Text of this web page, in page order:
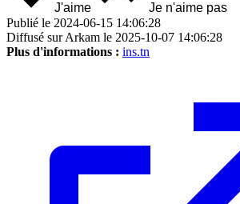
J'aime
Je n'aime pas
Publié le 2024-06-15 14:06:28
Diffusé sur Arkam le 2025-10-07 14:06:28
Plus d'informations : ins.tn